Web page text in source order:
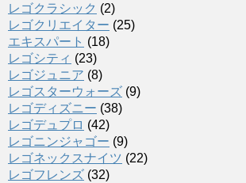
レゴクラシック (2)
レゴクリエイター (25)
エキスパート (18)
レゴシティ (23)
レゴジュニア (8)
レゴスターウォーズ (9)
レゴディズニー (38)
レゴデュプロ (42)
レゴニンジャゴー (9)
レゴネックスナイツ (22)
レゴフレンズ (32)